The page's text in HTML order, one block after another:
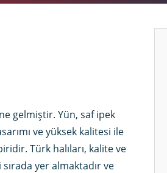
gelmiştir. Yün, saf ipek
ve yüksek kalitesi ile
Türk halıları, kalite ve
yer almaktadır ve